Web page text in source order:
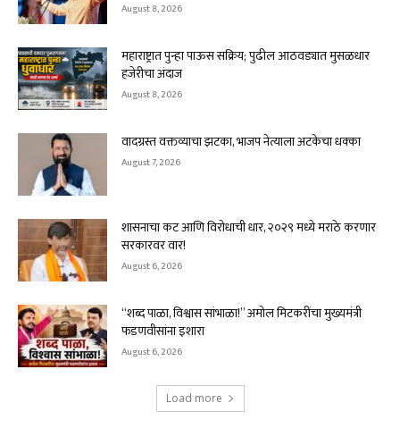
August 8, 2026
महाराष्ट्रात पुन्हा पाऊस सक्रिय; पुढील आठवड्यात मुसळधार
हजेरीचा अंदाज
August 8, 2026
वादग्रस्त वक्तव्याचा झटका, भाजप नेत्याला अटकेचा धक्का
August 7, 2026
शासनाचा कट आणि विरोधाची धार, २०२९ मध्ये मराठे करणार
सरकारवर वार!
August 6, 2026
“शब्द पाळा, विश्वास सांभाळा!” अमोल मिटकरींचा मुख्यमंत्री
फडणवीसांना इशारा
August 6, 2026
Load more